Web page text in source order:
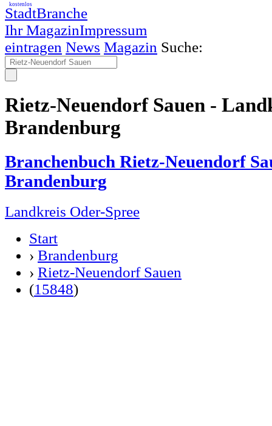
StadtBranche
Ihr MagazinImpressum
kostenlos
eintragen News Magazin Suche:
Rietz-Neuendorf Sauen -
Brandenburg
Branchenbuch Rietz-Neuendorf
Brandenburg
Landkreis Oder-Spree
Start
› Brandenburg
› Rietz-Neuendorf Sauen
(15848)